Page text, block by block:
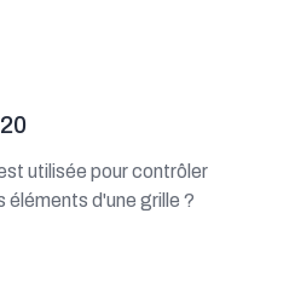
utilisée pour contrôler
éléments d'une grille ?